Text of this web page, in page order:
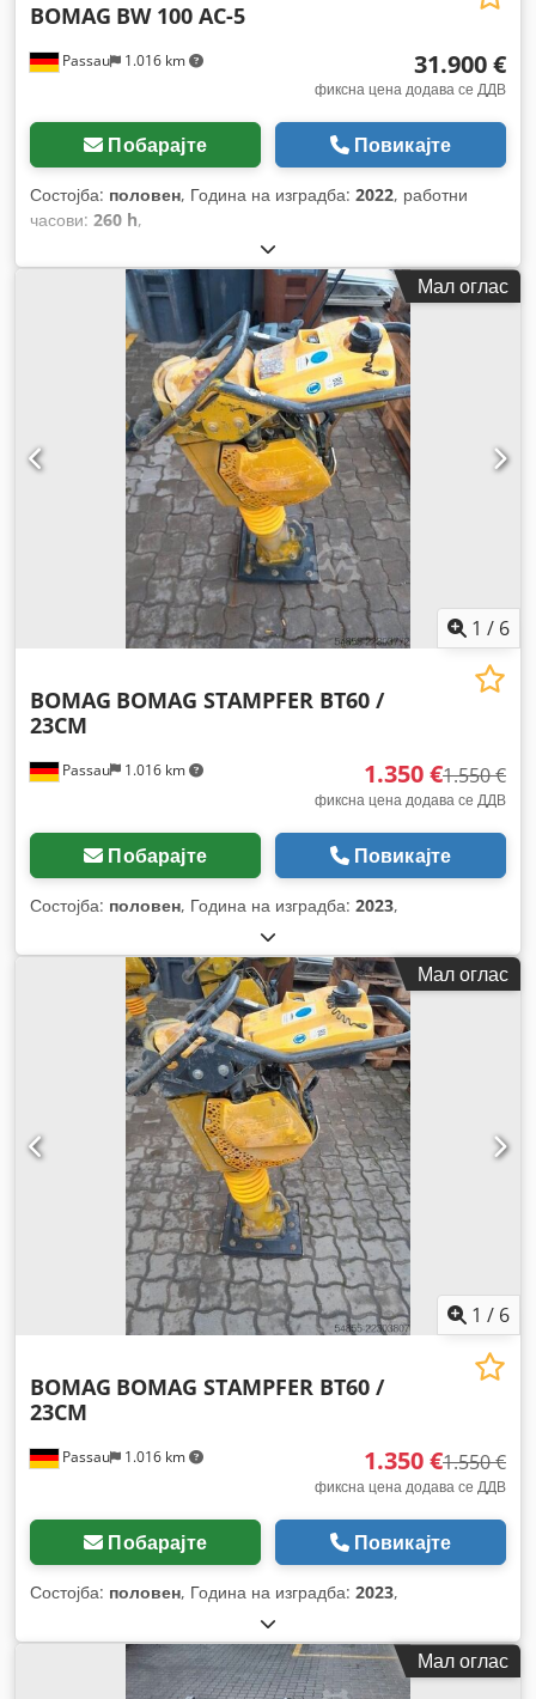
Passau 1.016 km
BOMAG BW 100 AC-5
31.900 €
фиксна цена додава се ДДВ
Побарајте Повикајте
Состојба: половен, Година на изградба: 2022, работни
часови: 260 h,
Мал оглас
1 / 6
Passau 1.016 km
BOMAG BOMAG STAMPFER BT60 /
23CM
1.350 €1.550 €
фиксна цена додава се ДДВ
Побарајте Повикајте
Состојба: половен, Година на изградба: 2023,
Мал оглас
1 / 6
Passau 1.016 km
BOMAG BOMAG STAMPFER BT60 /
23CM
1.350 €1.550 €
фиксна цена додава се ДДВ
Побарајте Повикајте
Состојба: половен, Година на изградба: 2023,
Мал оглас